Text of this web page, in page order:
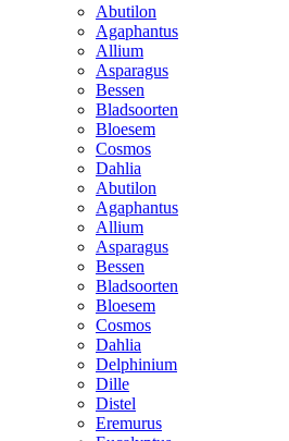
Abutilon
Agaphantus
Allium
Asparagus
Bessen
Bladsoorten
Bloesem
Cosmos
Dahlia
Abutilon
Agaphantus
Allium
Asparagus
Bessen
Bladsoorten
Bloesem
Cosmos
Dahlia
Delphinium
Dille
Distel
Eremurus